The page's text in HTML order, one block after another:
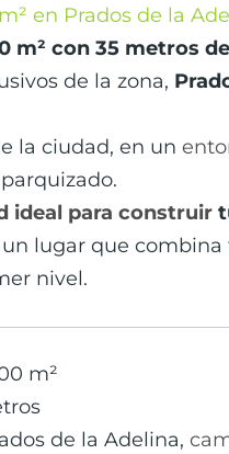
en Prados de la
m² con 35 metros
de la zona,
la ciudad, en un
ideal para construir
un lugar que
nivel.
m²
de la Adelina,